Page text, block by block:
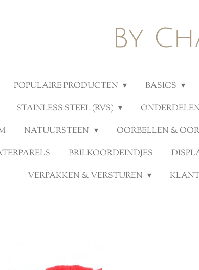
By
POPULAIRE PRODUCTEN BASICS
STAINLESS STEEL (RVS)
NATUURSTEEN OORBELLEN &
BRILKOORDEINDJES
VERPAKKEN & VERSTUREN